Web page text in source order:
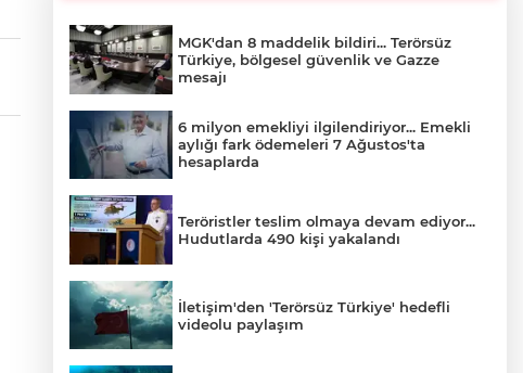
MGK'dan 8 maddelik bildiri... Terörsüz
Türkiye, bölgesel güvenlik ve Gazze
mesajı
6 milyon emekliyi ilgilendiriyor... Emekli
aylığı fark ödemeleri 7 Ağustos'ta
hesaplarda
Teröristler teslim olmaya devam ediyor...
Hudutlarda 490 kişi yakalandı
İletişim'den 'Terörsüz Türkiye' hedefli
videolu paylaşım